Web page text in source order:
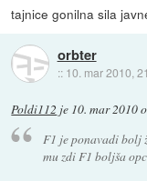
tajnice gonilna sila
orbter
:: 10. mar 2010,
Poldi112 je 10. mar 2010
F1 je ponavadi bolj
mu zdi F1 boljša